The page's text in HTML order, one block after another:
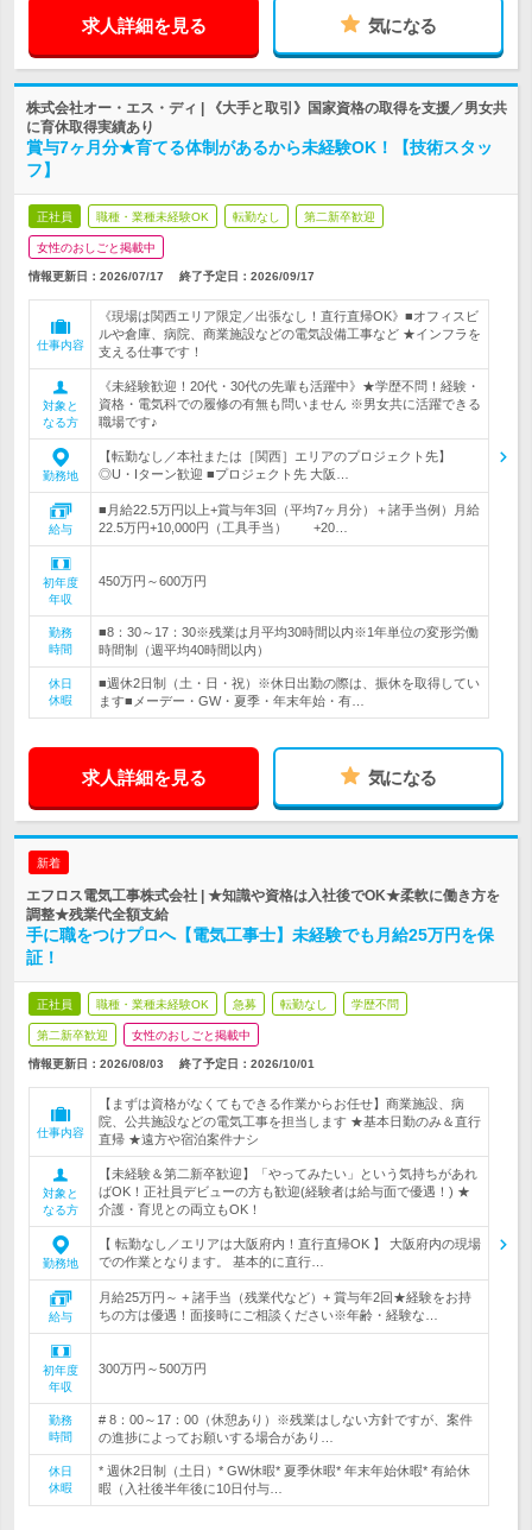
求人詳細を見る 気になる
株式会社オー・エス・ディ | 《大手と取引》国家資格の取得を支援／男女共
に育休取得実績あり
賞与7ヶ月分★育てる体制があるから未経験OK！【技術スタッ
フ】
正社員 職種・業種未経験OK 転勤なし 第二新卒歓迎
女性のおしごと掲載中
情報更新日：2026/07/17 終了予定日： 2026/09/17
仕事内容
《現場は関西エリア限定／出張なし！直行直帰OK》■オフィスビ
ルや倉庫、病院、商業施設などの電気設備工事など ★インフラを
支える仕事です！
対象と
なる方
《未経験歓迎！20代・30代の先輩も活躍中》★学歴不問！経験・
資格・電気科での履修の有無も問いません ※男女共に活躍できる
職場です♪
勤務地
【転勤なし／本社または［関西］エリアのプロジェクト先】
◎U・Iターン歓迎 ■プロジェクト先 大阪…
給与
■月給22.5万円以上+賞与年3回（平均7ヶ月分）＋諸手当例）月給
22.5万円+10,000円（工具手当） +20…
初年度
年収
450万円～600万円
勤務
時間
■8：30～17：30※残業は月平均30時間以内※1年単位の変形労働
時間制（週平均40時間以内）
休日
休暇
■週休2日制（土・日・祝）※休日出勤の際は、振休を取得してい
ます■メーデー・GW・夏季・年末年始・有…
求人詳細を見る 気になる
新着
エフロス電気工事株式会社 | ★知識や資格は入社後でOK★柔軟に働き方を
調整★残業代全額支給
手に職をつけプロへ【電気工事士】未経験でも月給25万円を保
証！
正社員 職種・業種未経験OK 急募 転勤なし 学歴不問
第二新卒歓迎 女性のおしごと掲載中
情報更新日：2026/08/03 終了予定日： 2026/10/01
仕事内容
【まずは資格がなくてもできる作業からお任せ】商業施設、病
院、公共施設などの電気工事を担当します ★基本日勤のみ＆直行
直帰 ★遠方や宿泊案件ナシ
対象と
なる方
【未経験＆第二新卒歓迎】「やってみたい」という気持ちがあれ
ばOK！正社員デビューの方も歓迎(経験者は給与面で優遇！) ★
介護・育児との両立もOK！
勤務地
【 転勤なし／エリアは大阪府内！直行直帰OK 】 大阪府内の現場
での作業となります。 基本的に直行…
給与
月給25万円～ + 諸手当（残業代など）+ 賞与年2回★経験をお持
ちの方は優遇！面接時にご相談ください※年齢・経験な…
初年度
年収
300万円～500万円
勤務
時間
# 8：00～17：00（休憩あり）※残業はしない方針ですが、案件
の進捗によってお願いする場合があり…
休日
休暇
* 週休2日制（土日）* GW休暇* 夏季休暇* 年末年始休暇* 有給休
暇（入社後半年後に10日付与…